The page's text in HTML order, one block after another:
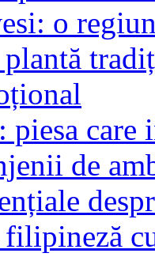
o
piesa
de
filipineză